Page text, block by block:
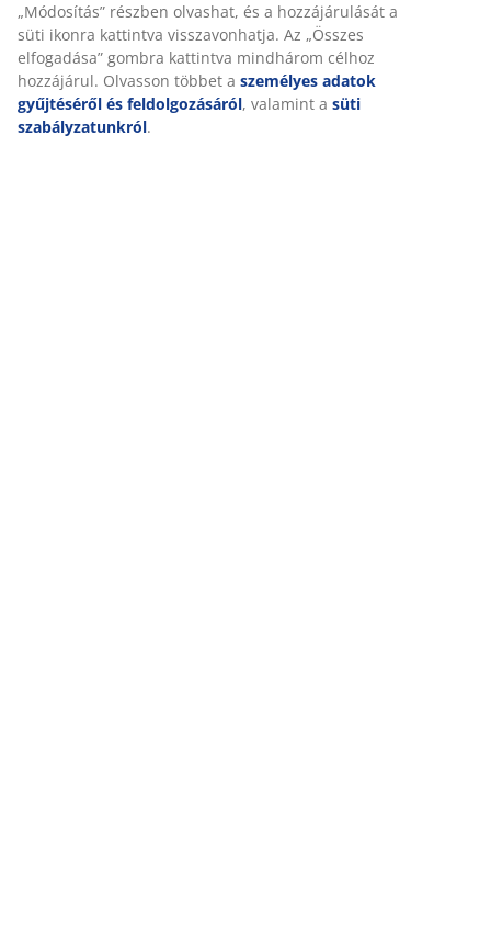
„Módosítás” részben olvashat, és a hozzájárulását a
süti ikonra kattintva visszavonhatja. Az „Összes
elfogadása” gombra kattintva mindhárom célhoz
hozzájárul. Olvasson többet a személyes adatok
gyűjtéséről és feldolgozásáról, valamint a süti
szabályzatunkról.